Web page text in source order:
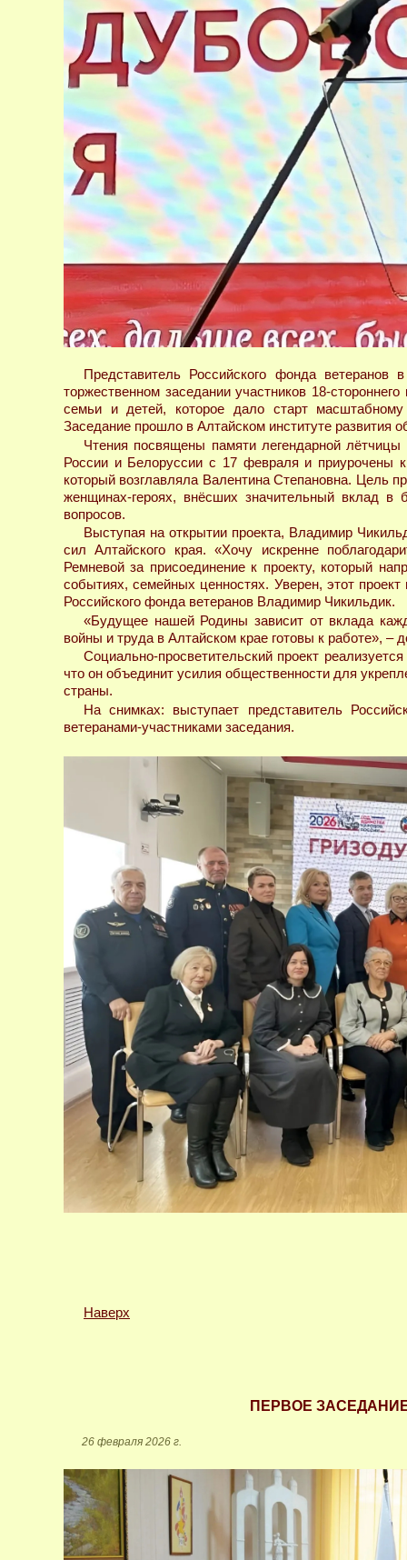
Представитель Российского фонда
торжественном заседании участников 18-
семьи и детей, которое дало старт масштабному
Заседание прошло в Алтайском институте развития
Чтения посвящены памяти легендарной
России и Белоруссии с 17 февраля и приурочены
который возглавляла Валентина Степановна. Цель
женщинах-героях, внёсших значительный вклад
вопросов.
Выступая на открытии проекта, Владимир
сил Алтайского края. «Хочу искренне
Ремневой за присоединение к проекту, который
событиях, семейных ценностях. Уверен, этот
Российского фонда ветеранов Владимир Чикильдик.
«Будущее нашей Родины зависит от вклада
войны и труда в Алтайском крае готовы к работе», –
Социально-просветительский проект
что он объединит усилия общественности для
страны.
На снимках: выступает представитель
ветеранами-участниками заседания.
Наверх
ПЕРВОЕ
26 февраля 2026 г.